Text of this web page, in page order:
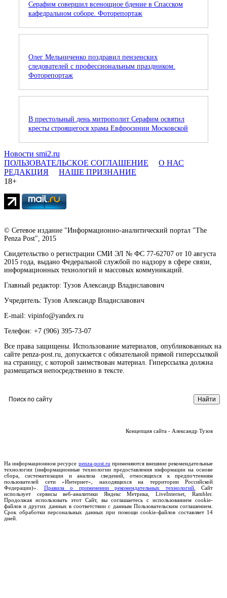
Серафим совершил всенощное бдение в Спасском
кафедральном соборе. Фоторепортаж
Олег Мельниченко поздравил пензенских
следователей с профессиональным праздником.
Фоторепортаж
В престольный день митрополит Серафим освятил
кресты строящегося храма Евфросинии Московской
Новости smi2.ru
ПОЛЬЗОВАТЕЛЬСКОЕ СОГЛАШЕНИЕ
О НАС
РЕДАКЦИЯ
НАШЕ ПРИЗНАНИЕ
18+
© Сетевое издание "Информационно-аналитический портал "The
Penza Post", 2015
Свидетельство о регистрации СМИ ЭЛ № ФС 77-62707 от 10 августа
2015 года, выдано Федеральной службой по надзору в сфере связи,
информационных технологий и массовых коммуникаций.
Главный редактор: Тузов Александр Владиславович
Учредитель: Тузов Александр Владиславович
E-mail: vipinfo@yandex.ru
Телефон: +7 (906) 395-73-07
Все права защищены. Использование материалов, опубликованных на
сайте penza-post.ru, допускается с обязательной прямой гиперссылкой
на страницу, с которой заимствован материал. Гиперссылка должна
размещаться непосредственно в тексте.
Концепция сайта - Александр Тузов
На информационном ресурсе penza-post.ru применяются внешние рекомендательные
технологии (информационные технологии предоставления информации на основе
сбора, систематизации и анализа сведений, относящихся к предпочтениям
пользователей сети «Интернет», находящихся на территории Российской
Федерации)». Правила о применении рекомендательных технологий.
Сайт
использует сервисы веб-аналитики Яндекс Метрика, LiveInternet, Rambler.
Продолжая использовать этот Сайт, вы соглашаетесь с использованием cookie-
файлов и других данных в соответствии с данным Пользовательским соглашением.
Срок обработки персональных данных при помощи cookie-файлов составляет 14
дней.